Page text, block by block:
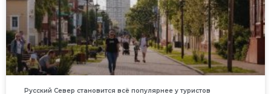
Русский Север становится всё популярнее у туристов